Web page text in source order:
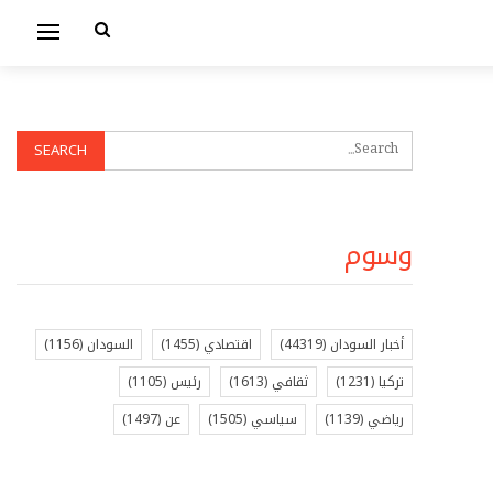
وسوم
أخبار السودان (44319) اقتصادي (1455) السودان (1156)
تركيا (1231) ثقافي (1613) رئيس (1105)
رياضي (1139) سياسي (1505) عن (1497)